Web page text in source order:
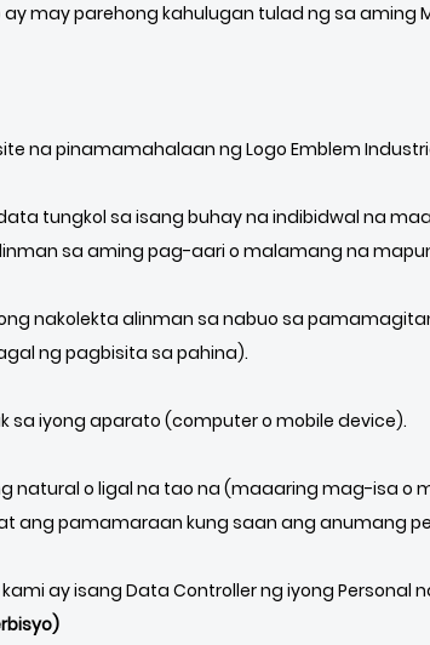
may parehong kahulugan tulad ng sa aming
na pinamamahalaan ng Logo Emblem
tungkol sa isang buhay na indibidwal na
sa aming pag-aari o malamang na
nakolekta alinman sa nabuo sa
ng pagbisita sa pahina).
sa iyong aparato (computer o mobile device).
natural o ligal na tao na (maaaring mag-isa
ang pamamaraan kung saan ang anumang
ay isang Data Controller ng iyong Personal